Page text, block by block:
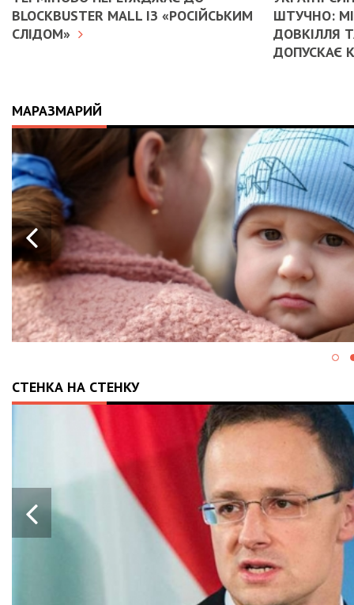
BLOCKBUSTER MALL ІЗ «РОСІЙСЬКИМ
СЛІДОМ»
ШТУЧНО:
ДОВКІЛЛЯ
ДОПУСКАЄ
МАРАЗМАРИЙ
І
СТЕНКА НА СТЕНКУ